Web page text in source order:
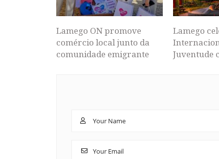
Lamego ON promove
comércio local junto da
comunidade emigrante
Lamego
Juventude